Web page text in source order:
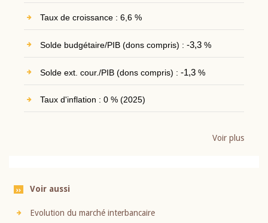
Taux de croissance : 6,6 %
Solde budgétaire/PIB (dons compris) : -3,3%
Solde ext. cour./PIB (dons compris) : -1,3%
Taux d'inflation : 0 % (2025)
Voir plus
Voir aussi
Evolution du marché interbancaire